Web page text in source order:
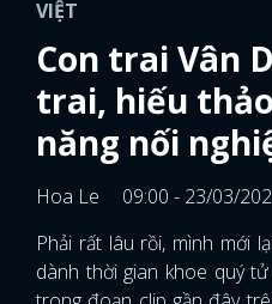
VIỆT
Con trai Vân
trai, hiếu
năng nối
Hoa Le
09:00 - 23/03/
Phải rất lâu rồi, mình mới
dành thời gian khoe quý